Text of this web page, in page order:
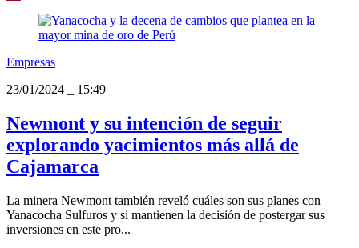
Empresas
23/01/2024
15:49
Newmont y su intención de seguir
explorando yacimientos más allá de
Cajamarca
La minera Newmont también reveló cuáles son sus planes con
Yanacocha Sulfuros y si mantienen la decisión de postergar sus
inversiones en este pro...